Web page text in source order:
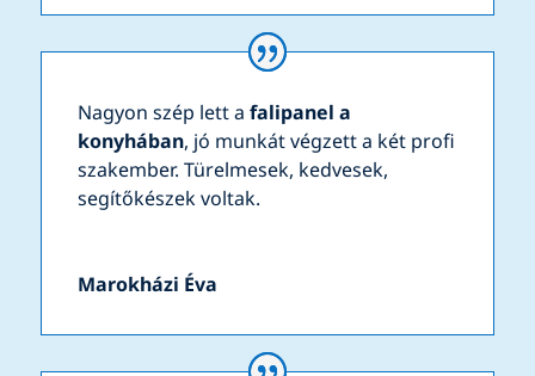
Nagyon szép lett a falipanel a
konyhában, jó munkát végzett a két profi
szakember. Türelmesek, kedvesek,
segítőkészek voltak.
Marokházi Éva